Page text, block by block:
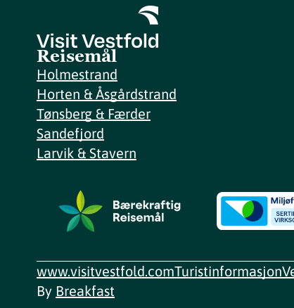
Reisemål
Holmestrand
Horten & Åsgårdstrand
Tønsberg & Færder
Sandefjord
Larvik & Stavern
www.visitvestfold.comTuristinformasjon
By Breakfast